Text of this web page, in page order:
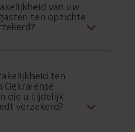
van uw
ten opzichte
ten
Oekraïense
die u tijdelijk
verzekerd?